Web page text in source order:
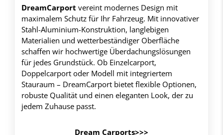
DreamCarport vereint modernes Design mit
maximalem Schutz für Ihr Fahrzeug. Mit innovativer
Stahl-Aluminium-Konstruktion, langlebigen
Materialien und wetterbeständiger Oberfläche
schaffen wir hochwertige Überdachungslösungen
für jedes Grundstück. Ob Einzelcarport,
Doppelcarport oder Modell mit integriertem
Stauraum – DreamCarport bietet flexible Optionen,
robuste Qualität und einen eleganten Look, der zu
jedem Zuhause passt.
Dream Carports>>>